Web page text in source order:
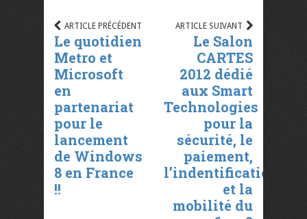
ARTICLE PRÉCÉDENT
Le quotidien
Metro et
Microsoft
en
partenariat
pour le
lancement
de Windows
8 en France
!!
ARTICLE SUIVANT
Le Salon
CARTES
2012 dédié
aux Smart
Technologies
pour la
sécurité, le
paiement,
l’indentification
et la
mobilité du